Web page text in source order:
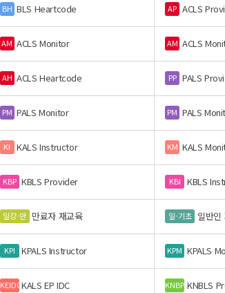
BH BLS Heartcode AP ACLS
AM ACLS Monitor AM ACLS
AH ACLS Heartcode PP PALS
PM PALS Monitor PM PALS
KI KALS Instructor KM KALS
KBP KBLS Provider KBI KBLS
일강-만 만료자 재교육 일-기초 일반인
KPI KPALS Instructor KPM KPALS
KEIDCKALS EP IDC KNBP KNBLS